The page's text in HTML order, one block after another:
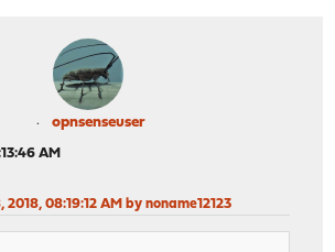
opnsenseuser
AM
2018, 08:19:12 AM by noname12123